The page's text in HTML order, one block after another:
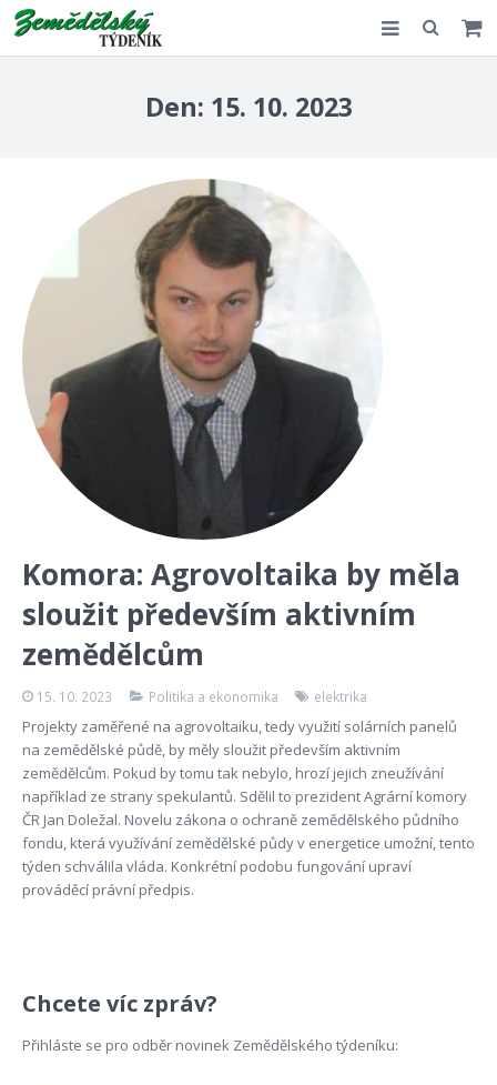
Den: 15. 10. 2023
Komora: Agrovoltaika by měla
sloužit především aktivním
zemědělcům
15. 10. 2023 Politika a ekonomika elektrika
Projekty zaměřené na agrovoltaiku, tedy využití solárních panelů
na zemědělské půdě, by měly sloužit především aktivním
zemědělcům. Pokud by tomu tak nebylo, hrozí jejich zneužívání
například ze strany spekulantů. Sdělil to prezident Agrární komory
ČR Jan Doležal. Novelu zákona o ochraně zemědělského půdního
fondu, která využívání zemědělské půdy v energetice umožní, tento
týden schválila vláda. Konkrétní podobu fungování upraví
prováděcí právní předpis.
Chcete víc zpráv?
Přihláste se pro odběr novinek Zemědělského týdeníku: